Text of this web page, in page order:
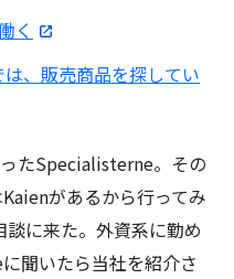
く
、販売商品を探してい
たSpecialisterne。その
があるから行ってみ
に来た。外資系に勤め
聞いたら当社を紹介さ